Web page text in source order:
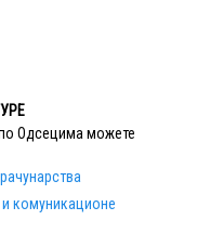
Одсецима можете
комуникационе